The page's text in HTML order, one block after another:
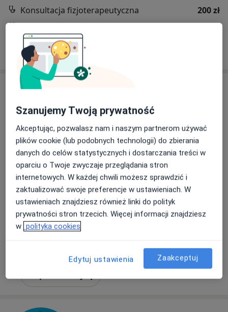
Konsultacja fizjoterapeutyczna
200 zł
Specjalista nie oferuje umawiania online pod tym adresem.
Poproś o wizytę
mgr Jakub Kopeć
Fizjoterapeuta·Więcej
65 opinii
Mikołowska 42c, Mysłowice • Mapa
FIZJOKOPEĆ Jakub Kopeć
Specjalista nie oferuje umawiania online pod tym adresem.
Szanujemy Twoją prywatność
Akceptując, pozwalasz nam i naszym partnerom używać
plików cookie (lub podobnych technologii) do zbierania
danych do celów statystycznych i dostarczania treści w
oparciu o Twoje zwyczaje przeglądania stron
internetowych. W każdej chwili możesz sprawdzić i
zaktualizować swoje preferencje w ustawieniach. W
ustawieniach znajdziesz również linki do polityk
prywatności stron trzecich. Więcej informacji znajdziesz
w polityka cookies
Edytuj ustawienia Zaakceptuj